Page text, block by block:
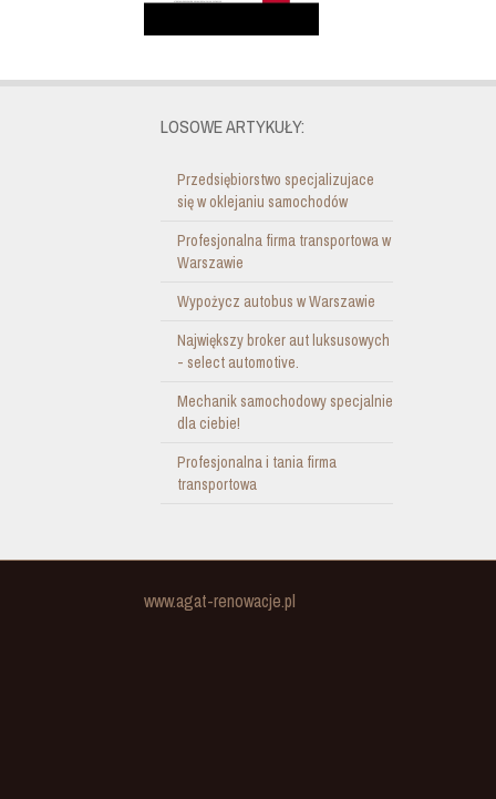
LOSOWE ARTYKUŁY:
Przedsiębiorstwo specjalizujace
się w oklejaniu samochodów
Profesjonalna firma transportowa w
Warszawie
Wypożycz autobus w Warszawie
Największy broker aut luksusowych
- select automotive.
Mechanik samochodowy specjalnie
dla ciebie!
Profesjonalna i tania firma
transportowa
www.agat-renowacje.pl